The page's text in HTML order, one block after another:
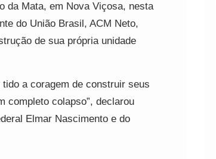
da Mata, em Nova Viçosa, nesta
do União Brasil, ACM Neto,
de sua própria unidade
a coragem de construir seus
completo colapso”, declarou
Elmar Nascimento e do